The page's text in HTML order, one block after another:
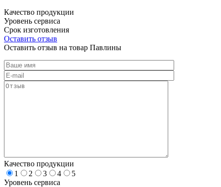
Качество продукции
Уровень сервиса
Срок изготовления
Оставить отзыв
Оставить отзыв на товар Павлины
Качество продукции
1
2 3 4
5
Уровень сервиса